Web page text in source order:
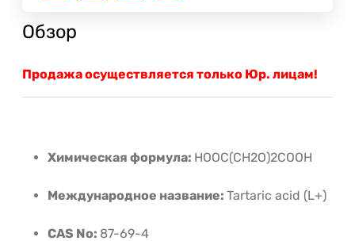
Обзор
Продажа осуществляется только Юр. лицам!
Химическая формула: HOOC(CH2O)2COOH
Международное название: Tartaric acid (L+)
CAS No: 87-69-4